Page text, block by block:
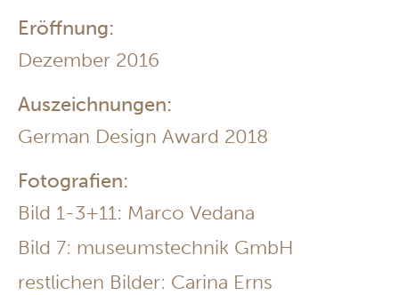
Eröffnung:
Dezember 2016
Auszeichnungen:
German Design Award 2018
Fotografien:
Bild 1-3+11: Marco Vedana
Bild 7: museumstechnik GmbH
restlichen Bilder: Carina Erns